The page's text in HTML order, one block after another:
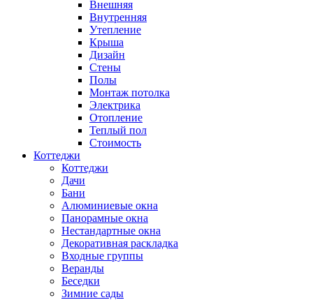
Внешняя
Внутренняя
Утепление
Крыша
Дизайн
Стены
Полы
Монтаж потолка
Электрика
Отопление
Теплый пол
Стоимость
Коттеджи
Коттеджи
Дачи
Бани
Алюминиевые окна
Панорамные окна
Нестандартные окна
Декоративная раскладка
Входные группы
Веранды
Беседки
Зимние сады